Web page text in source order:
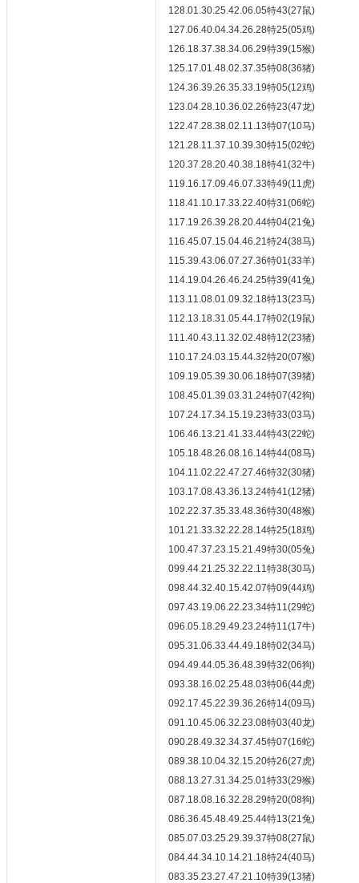
128.01.30.25.42.06.05特43(27鼠)
127.06.40.04.34.26.28特25(05鸡)
126.18.37.38.34.06.29特39(15猴)
125.17.01.48.02.37.35特08(36猪)
124.36.39.26.35.33.19特05(12鸡)
123.04.28.10.36.02.26特23(47龙)
122.47.28.38.02.11.13特07(10马)
121.28.11.37.10.39.30特15(02蛇)
120.37.28.20.40.38.18特41(32牛)
119.16.17.09.46.07.33特49(11虎)
118.41.10.17.33.22.40特31(06蛇)
117.19.26.39.28.20.44特04(21兔)
116.45.07.15.04.46.21特24(38马)
115.39.43.06.07.27.36特01(33羊)
114.19.04.26.46.24.25特39(41兔)
113.11.08.01.09.32.18特13(23马)
112.13.18.31.05.44.17特02(19鼠)
111.40.43.11.32.02.48特12(23猪)
110.17.24.03.15.44.32特20(07猴)
109.19.05.39.30.06.18特07(39猪)
108.45.01.39.03.31.24特07(42狗)
107.24.17.34.15.19.23特33(03马)
106.46.13.21.41.33.44特43(22蛇)
105.18.48.26.08.16.14特44(08马)
104.11.02.22.47.27.46特32(30猪)
103.17.08.43.36.13.24特41(12猪)
102.22.37.35.33.48.36特30(48猴)
101.21.33.32.22.28.14特25(18鸡)
100.47.37.23.15.21.49特30(05兔)
099.44.21.25.32.22.11特38(30马)
098.44.32.40.15.42.07特09(44鸡)
097.43.19.06.22.23.34特11(29蛇)
096.05.18.29.49.23.24特11(17牛)
095.31.06.33.44.49.18特02(34马)
094.49.44.05.36.48.39特32(06狗)
093.38.16.02.25.48.03特06(44虎)
092.17.45.22.39.36.26特14(09马)
091.10.45.06.32.23.08特03(40龙)
090.28.49.32.34.37.45特07(16蛇)
089.38.10.04.32.15.20特26(27虎)
088.13.27.31.34.25.01特33(29猴)
087.18.08.16.32.28.29特20(08狗)
086.36.45.48.49.25.44特13(21兔)
085.07.03.25.29.39.37特08(27鼠)
084.44.34.10.14.21.18特24(40马)
083.35.23.27.47.21.10特39(13猪)